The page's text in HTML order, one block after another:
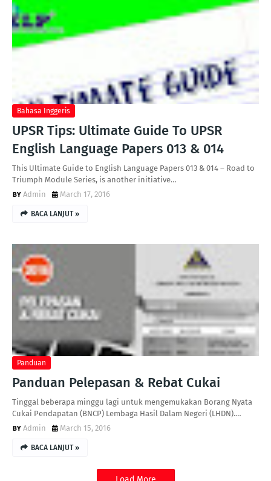
Bahasa Inggeris
UPSR Tips: Ultimate Guide To UPSR
English Language Papers 013 & 014
This Ultimate Guide to English Language Papers 013 & 014 – Road to
Triumph Module Series, is another initiative…
Admin
March 17, 2016
BACA LANJUT »
Panduan
Panduan Pelepasan & Rebat Cukai
Tinggal beberapa minggu lagi untuk mengemukakan Borang Nyata
Cukai Pendapatan (BNCP) Lembaga Hasil Dalam Negeri (LHDN).…
Admin
March 15, 2016
BACA LANJUT »